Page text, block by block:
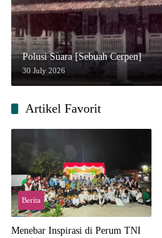
Polusi Suara [Sebuah Cerpen]
30 July 2026
Artikel Favorit
Berita
Menebar Inspirasi di Perum TNI